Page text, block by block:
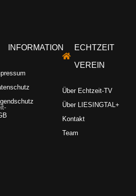
INFORMATION ECHTZEIT
VEREIN
Über Echtzeit-TV
Über LIESINGTAL+
Kontakt
Team